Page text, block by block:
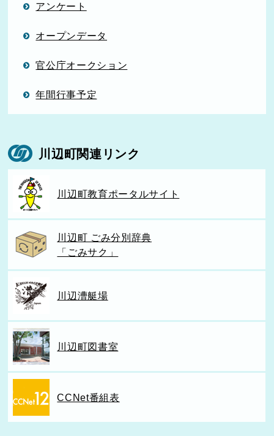
アンケート
オープンデータ
官公庁オークション
年間行事予定
川辺町関連リンク
川辺町教育ポータルサイト
川辺町 ごみ分別辞典
「ごみサク」
川辺漕艇場
川辺町図書室
CCNet番組表